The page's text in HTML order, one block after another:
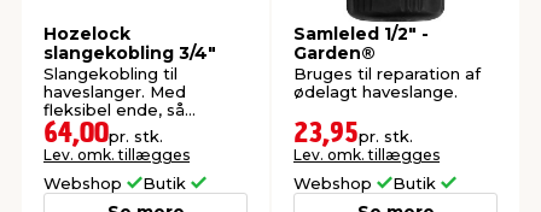
Hozelock
slangekobling 3/4"
Slangekobling til
haveslanger. Med
fleksibel ende, så
slangen ikke vrider.
64,00pr. stk.
Lev. omk. tillægges
Webshop Butik
Samleled 1/2" -
Garden®
Bruges til reparation af
ødelagt haveslange.
23,95pr. stk.
Lev. omk. tillægges
Webshop Butik